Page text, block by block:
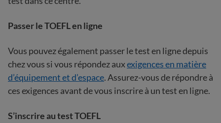
Passer le TOEFL en ligne
Vous pouvez également passer le test en ligne depuis
chez vous si vous répondez auxexigences en matière
d’équipement et d’espace. Assurez-vous de répondre à
ces exigences avant de vous inscrire à un test en ligne.
S’inscrire au test TOEFL